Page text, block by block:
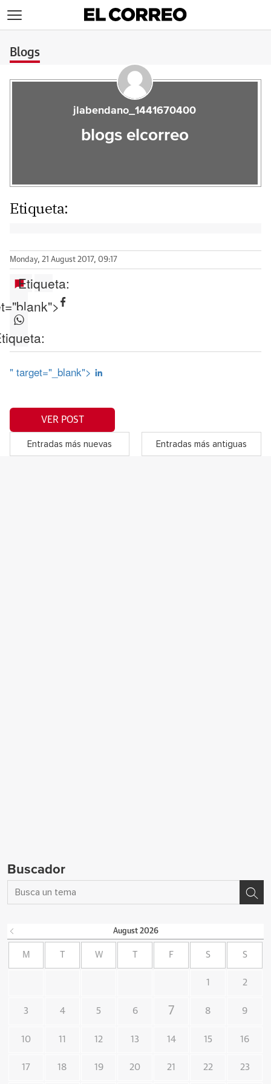
Blogs
jlabendano_1441670400
blogs elcorreo
Etiqueta:
Monday, 21 August 2017, 09:17
Etiqueta:
" target="_blank">
VER POST
Entradas más nuevas Entradas más antiguas
Buscador
August 2026
M W F S S
1 2
3 4 5 6 7 8 9
10 11 12 13 14 15 16
17 18 19 20 21 22 23